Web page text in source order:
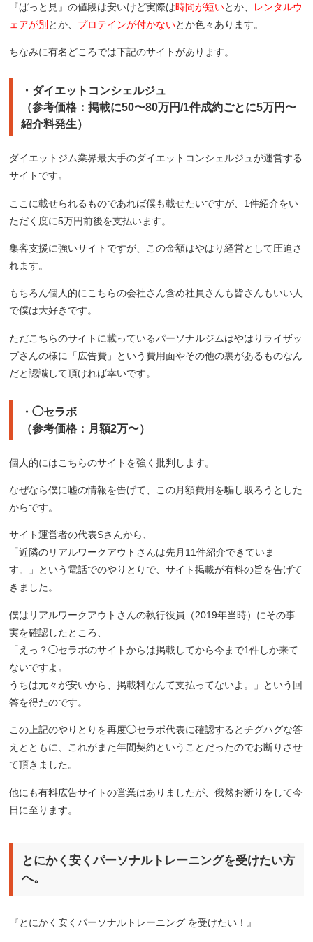
『ぱっと見』の値段は安いけど実際は時間が短いとか、 レンタルウ
ェアが別 とか、 プロテインが付かないとか色々あります。
ちなみに有名どころでは下記のサイトがあります。
・ダイエットコンシェルジュ
（参考価格：掲載に50〜80万円/1件成約ごとに5万円〜
紹介料発生）
ダイエットジム業界最大手のダイエットコンシェルジュが運営する
サイトです。
ここに載せられるものであれば僕も載せたいですが、1件紹介をい
ただく度に5万円前後を支払います。
集客支援に強いサイトですが、この金額はやはり経営として圧迫さ
れます。
もちろん個人的にこちらの会社さん含め社員さんも皆さんもいい人
で僕は大好きです。
ただこちらのサイトに載っているパーソナルジムはやはりライザッ
プさんの様に「広告費」という費用面やその他の裏があるものなん
だと認識して頂ければ幸いです。
・◯セラボ
（参考価格：月額2万〜）
個人的にはこちらのサイトを強く批判します。
なぜなら僕に嘘の情報を告げて、この月額費用を騙し取ろうとした
からです。
サイト運営者の代表Sさんから、
「近隣のリアルワークアウトさんは先月11件紹介できていま
す。」という電話でのやりとりで、サイト掲載が有料の旨を告げて
きました。
僕はリアルワークアウトさんの執行役員（2019年当時）にその事
実を確認したところ、
「えっ？◯セラボのサイトからは掲載してから今まで1件しか来て
ないですよ。
うちは元々が安いから、掲載料なんて支払ってないよ。」という回
答を得たのです。
この上記のやりとりを再度◯セラボ代表に確認するとチグハグな答
えとともに、これがまた年間契約ということだったのでお断りさせ
て頂きました。
他にも有料広告サイトの営業はありましたが、俄然お断りをして今
日に至ります。
とにかく安くパーソナルトレーニングを受けたい方
へ。
『とにかく安くパーソナルトレーニング を受けたい！』